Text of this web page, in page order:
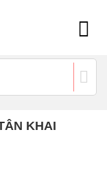
KHAI